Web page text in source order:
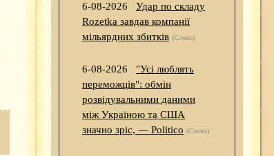
6-08-2026
Удар по складу
Rozetka завдав компанії
мільярдних збитків (Слово)
6-08-2026
"Усі люблять
переможців": обмін
розвідувальними даними
між Україною та США
значно зріс, — Politico (Слово)